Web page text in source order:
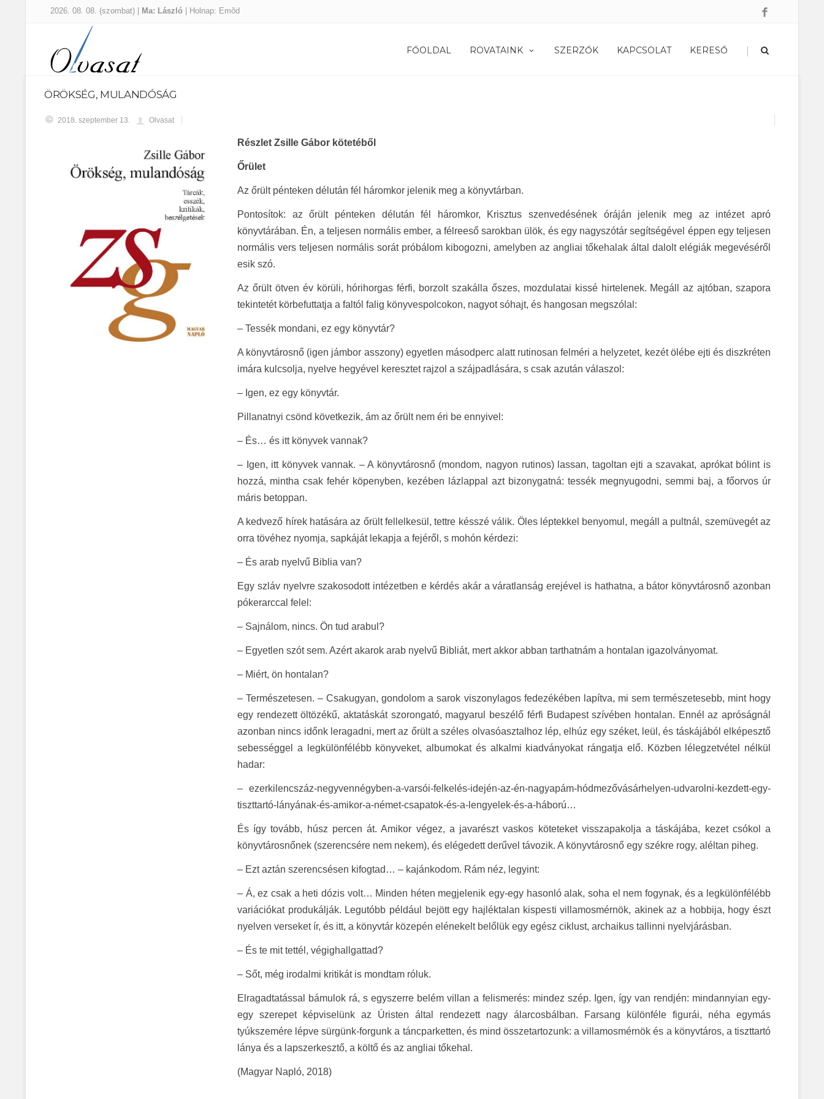
2026. 08. 08. (szombat) | Ma: László | Holnap: Emõd
FŐOLDAL ROVATAINK SZERZŐK KAPCSOLAT KERESŐ |
ÖRÖKSÉG, MULANDÓSÁG
2018. szeptember 13. Olvasat
Részlet Zsille Gábor kötetéből
Őrület
Az őrült pénteken délután fél háromkor jelenik meg a könyvtárban.
Pontosítok: az őrült pénteken délután fél háromkor, Krisztus szenvedésének óráján jelenik meg az intézet apró
könyvtárában. Én, a teljesen normális ember, a félreeső sarokban ülök, és egy nagyszótár segítségével éppen egy teljesen
normális vers teljesen normális sorát próbálom kibogozni, amelyben az angliai tőkehalak által dalolt elégiák megevéséről
esik szó.
Az őrült ötven év körüli, hórihorgas férfi, borzolt szakálla őszes, mozdulatai kissé hirtelenek. Megáll az ajtóban, szapora
tekintetét körbefuttatja a faltól falig könyvespolcokon, nagyot sóhajt, és hangosan megszólal:
– Tessék mondani, ez egy könyvtár?
A könyvtárosnő (igen jámbor asszony) egyetlen másodperc alatt rutinosan felméri a helyzetet, kezét ölébe ejti és diszkréten
imára kulcsolja, nyelve hegyével keresztet rajzol a szájpadlására, s csak azután válaszol:
– Igen, ez egy könyvtár.
Pillanatnyi csönd következik, ám az őrült nem éri be ennyivel:
– És… és itt könyvek vannak?
– Igen, itt könyvek vannak. – A könyvtárosnő (mondom, nagyon rutinos) lassan, tagoltan ejti a szavakat, aprókat bólint is
hozzá, mintha csak fehér köpenyben, kezében lázlappal azt bizonygatná: tessék megnyugodni, semmi baj, a főorvos úr
máris betoppan.
A kedvező hírek hatására az őrült fellelkesül, tettre késszé válik. Öles léptekkel benyomul, megáll a pultnál, szemüvegét az
orra tövéhez nyomja, sapkáját lekapja a fejéről, s mohón kérdezi:
– És arab nyelvű Biblia van?
Egy szláv nyelvre szakosodott intézetben e kérdés akár a váratlanság erejével is hathatna, a bátor könyvtárosnő azonban
pókerarccal felel:
– Sajnálom, nincs. Ön tud arabul?
– Egyetlen szót sem. Azért akarok arab nyelvű Bibliát, mert akkor abban tarthatnám a hontalan igazolványomat.
– Miért, ön hontalan?
– Természetesen. – Csakugyan, gondolom a sarok viszonylagos fedezékében lapítva, mi sem természetesebb, mint hogy
egy rendezett öltözékű, aktatáskát szorongató, magyarul beszélő férfi Budapest szívében hontalan. Ennél az apróságnál
azonban nincs időnk leragadni, mert az őrült a széles olvasóasztalhoz lép, elhúz egy széket, leül, és táskájából elképesztő
sebességgel a legkülönfélébb könyveket, albumokat és alkalmi kiadványokat rángatja elő. Közben lélegzetvétel nélkül
hadar:
– ezerkilencszáz-negyvennégyben-a-varsói-felkelés-idején-az-én-nagyapám-hódmezővásárhelyen-udvarolni-kezdett-egy-
tiszttartó-lányának-és-amikor-a-német-csapatok-és-a-lengyelek-és-a-háború…
És így tovább, húsz percen át. Amikor végez, a javarészt vaskos köteteket visszapakolja a táskájába, kezet csókol a
könyvtárosnőnek (szerencsére nem nekem), és elégedett derűvel távozik. A könyvtárosnő egy székre rogy, aléltan piheg.
– Ezt aztán szerencsésen kifogtad… – kajánkodom. Rám néz, legyint:
– Á, ez csak a heti dózis volt… Minden héten megjelenik egy-egy hasonló alak, soha el nem fogynak, és a legkülönfélébb
variációkat produkálják. Legutóbb például bejött egy hajléktalan kispesti villamosmérnök, akinek az a hobbija, hogy észt
nyelven verseket ír, és itt, a könyvtár közepén elénekelt belőlük egy egész ciklust, archaikus tallinni nyelvjárásban.
– És te mit tettél, végighallgattad?
– Sőt, még irodalmi kritikát is mondtam róluk.
Elragadtatással bámulok rá, s egyszerre belém villan a felismerés: mindez szép. Igen, így van rendjén: mindannyian egy-
egy szerepet képviselünk az Úristen által rendezett nagy álarcosbálban. Farsang különféle figurái, néha egymás
tyúkszemére lépve sürgünk-forgunk a táncparketten, és mind összetartozunk: a villamosmérnök és a könyvtáros, a tiszttartó
lánya és a lapszerkesztő, a költő és az angliai tőkehal.
(Magyar Napló, 2018)